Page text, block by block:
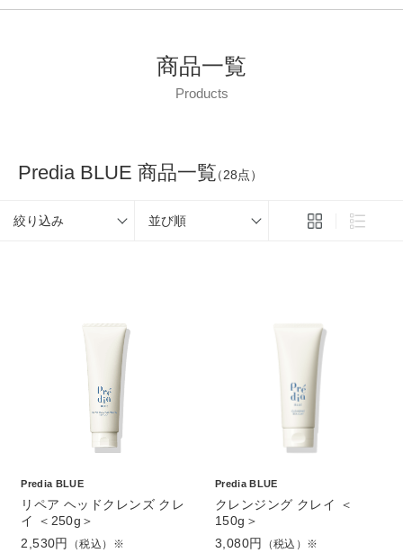
商品一覧
Products
Predia BLUE 商品一覧（28点）
絞り込み 並び順
Predia BLUE
リペア ヘッドクレンズ クレ
イ ＜250g＞
2,530円
（税込）※
Predia BLUE
クレンジング クレイ ＜
150g＞
3,080円
（税込）※